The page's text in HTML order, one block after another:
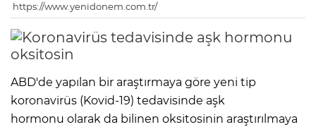
https://www.yenidonem.com.tr/
ABD'de yapılan bir araştırmaya göre yeni tip
koronavirüs (Kovid-19) tedavisinde aşk
hormonu olarak da bilinen oksitosinin araştırılmaya